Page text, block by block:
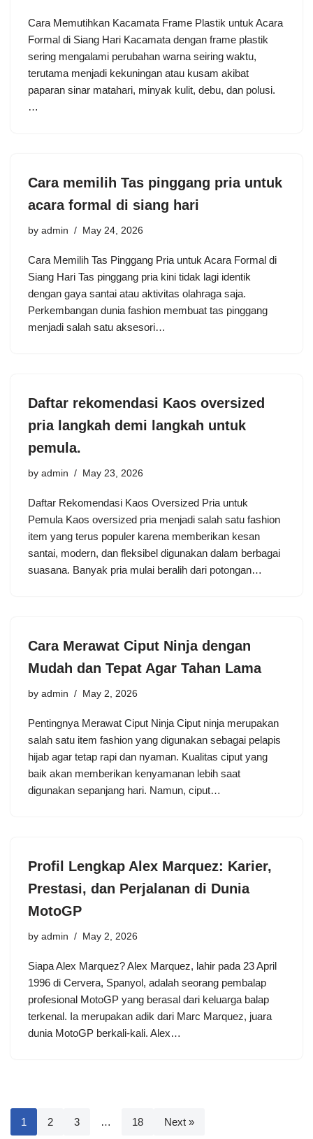
Cara Memutihkan Kacamata Frame Plastik untuk Acara
Formal di Siang Hari Kacamata dengan frame plastik
sering mengalami perubahan warna seiring waktu,
terutama menjadi kekuningan atau kusam akibat
paparan sinar matahari, minyak kulit, debu, dan polusi.
…
Cara memilih Tas pinggang pria untuk
acara formal di siang hari
by admin May 24, 2026
Cara Memilih Tas Pinggang Pria untuk Acara Formal di
Siang Hari Tas pinggang pria kini tidak lagi identik
dengan gaya santai atau aktivitas olahraga saja.
Perkembangan dunia fashion membuat tas pinggang
menjadi salah satu aksesori…
Daftar rekomendasi Kaos oversized
pria langkah demi langkah untuk
pemula.
by admin May 23, 2026
Daftar Rekomendasi Kaos Oversized Pria untuk
Pemula Kaos oversized pria menjadi salah satu fashion
item yang terus populer karena memberikan kesan
santai, modern, dan fleksibel digunakan dalam berbagai
suasana. Banyak pria mulai beralih dari potongan…
Cara Merawat Ciput Ninja dengan
Mudah dan Tepat Agar Tahan Lama
by admin May 2, 2026
Pentingnya Merawat Ciput Ninja Ciput ninja merupakan
salah satu item fashion yang digunakan sebagai pelapis
hijab agar tetap rapi dan nyaman. Kualitas ciput yang
baik akan memberikan kenyamanan lebih saat
digunakan sepanjang hari. Namun, ciput…
Profil Lengkap Alex Marquez: Karier,
Prestasi, dan Perjalanan di Dunia
MotoGP
by admin May 2, 2026
Siapa Alex Marquez? Alex Marquez, lahir pada 23 April
1996 di Cervera, Spanyol, adalah seorang pembalap
profesional MotoGP yang berasal dari keluarga balap
terkenal. Ia merupakan adik dari Marc Marquez, juara
dunia MotoGP berkali-kali. Alex…
1 2 3 … 18 Next »